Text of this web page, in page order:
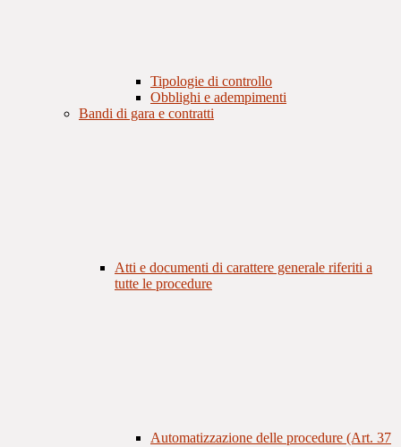
Tipologie di controllo
Obblighi e adempimenti
Bandi di gara e contratti
Atti e documenti di carattere generale riferiti a
tutte le procedure
Automatizzazione delle procedure (Art. 37